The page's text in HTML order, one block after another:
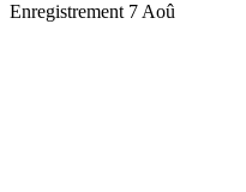
Enregistrement 7 Aoû